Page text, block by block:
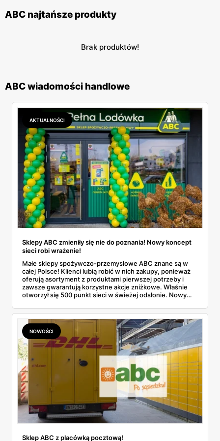
ABC najtańsze produkty
Brak produktów!
ABC wiadomości handlowe
AKTUALNOŚCI
Sklepy ABC zmieniły się nie do poznania! Nowy koncept
sieci robi wrażenie!
Małe sklepy spożywczo-przemysłowe ABC znane są w
całej Polsce! Klienci lubią robić w nich zakupy, ponieważ
oferują asortyment z produktami pierwszej potrzeby i
zawsze gwarantują korzystne akcje zniżkowe. Właśnie
otworzył się 500 punkt sieci w świeżej odsłonie. Nowy
więcej!
NOWOŚCI
Sklep ABC z placówką pocztową!